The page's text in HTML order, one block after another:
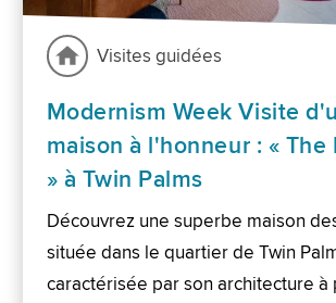
Visites guidées
Modernism Week Visite
maison à l'honneur : « The
» à Twin Palms
Découvrez une superbe maison
située dans le quartier de Twin
caractérisée par son architecture à